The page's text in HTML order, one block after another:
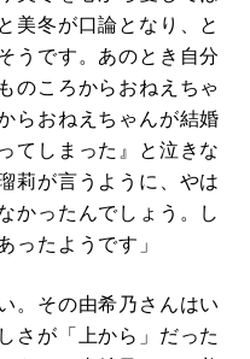
美冬が口論となり、と
うです。あのとき自分
のころからおねえちゃ
らおねえちゃんが結婚
てしまった』と泣きな
莉が言うように、やは
かったんでしょう。し
ったようです」
。その由希乃さんはい
さが「上から」だった